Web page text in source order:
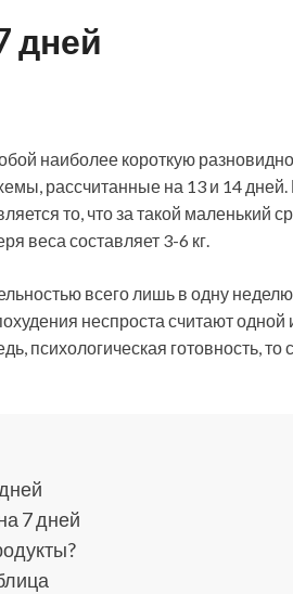
дней
наиболее короткую
рассчитанные на 13 и 14
то, что за такой маленький
веса составляет 3-6 кг.
всего лишь в одну
неспроста считают одной
психологическая готовность, то
7 дней